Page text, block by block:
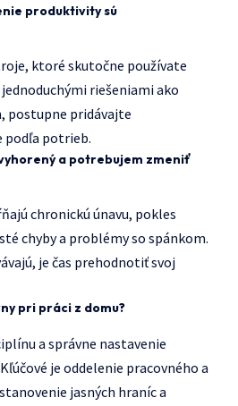
produktivity sú
ktoré skutočne používate
riešeniami ako
postupne pridávajte
podľa potrieb.
a potrebujem zmeniť
chronickú únavu, pokles
chyby a problémy so spánkom.
je čas prehodnotiť svoj
pri práci z domu?
a správne nastavenie
je oddelenie pracovného a
jasných hraníc a